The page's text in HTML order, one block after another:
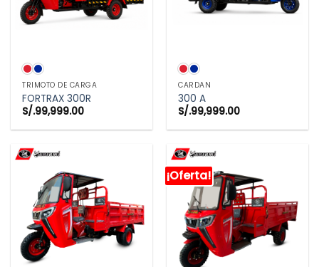
TRIMOTO DE CARGA
FORTRAX 300R
S/.99,999.00
CARDAN
300 A
S/.99,999.00
¡Oferta!